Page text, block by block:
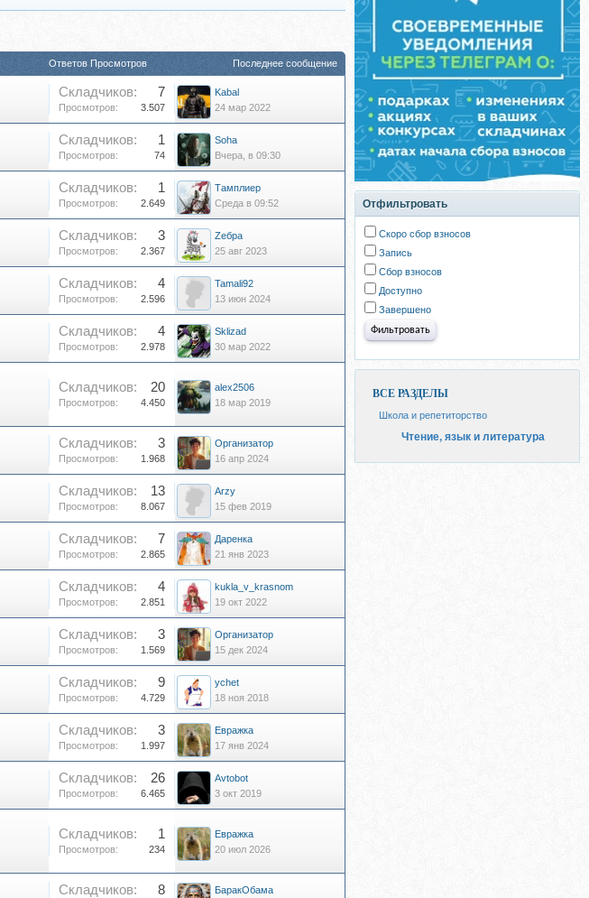
Ответов Просмотров Последнее сообщение
Складчиков: 7
Просмотров: 3.507
Kabal
24 мар 2022
Складчиков: 1
Просмотров: 74
Soha
Вчера, в 09:30
Складчиков: 1
Просмотров: 2.649
Тамплиер
Среда в 09:52
Складчиков: 3
Просмотров: 2.367
Zебра
25 авг 2023
Складчиков: 4
Просмотров: 2.596
Tamali92
13 июн 2024
Складчиков: 4
Просмотров: 2.978
Sklizad
30 мар 2022
Складчиков: 20
Просмотров: 4.450
alex2506
18 мар 2019
Складчиков: 3
Просмотров: 1.968
Организатор
16 апр 2024
Складчиков: 13
Просмотров: 8.067
Arzy
15 фев 2019
Складчиков: 7
Просмотров: 2.865
Даренка
21 янв 2023
Складчиков: 4
Просмотров: 2.851
kukla_v_krasnom
19 окт 2022
Складчиков: 3
Просмотров: 1.569
Организатор
15 дек 2024
Складчиков: 9
Просмотров: 4.729
ychet
18 ноя 2018
Складчиков: 3
Просмотров: 1.997
Евражкa
17 янв 2024
Складчиков: 26
Просмотров: 6.465
Avtobot
3 окт 2019
Складчиков: 1
Просмотров: 234
Евражкa
20 июл 2026
Складчиков: 8
БаракОбама
Отфильтровать
Скоро сбор взносов
Запись
Сбор взносов
Доступно
Завершено
ВСЕ РАЗДЕЛЫ
Школа и репетиторство
Чтение, язык и литература